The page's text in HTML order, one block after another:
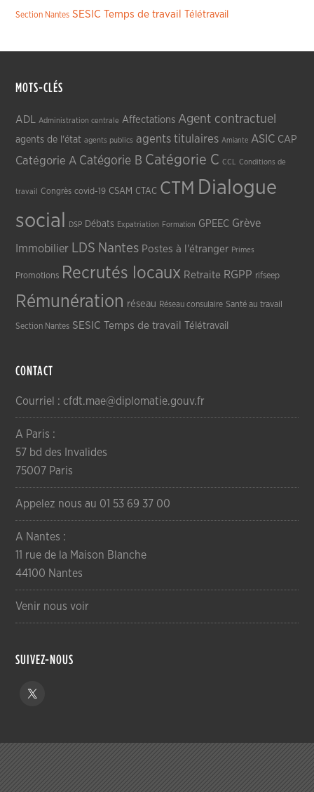
Section Nantes SESIC Temps de travail Télétravail
MOTS-CLÉS
ADL Administration centrale Affectations Agent contractuel
agents de l'état agents publics agents titulaires Amiante ASIC CAP
Catégorie A Catégorie B Catégorie C CCL Conditions de
travail Congrès covid-19 CSAM CTAC CTM Dialogue
social
DSP Débats Expatriation Formation GPEEC Grève
Immobilier LDS Nantes Postes à l'étranger Primes
Promotions Recrutés locaux Retraite RGPP rifseep
Rémunération réseau Réseau consulaire Santé au travail
Section Nantes SESIC Temps de travail Télétravail
CONTACT
Courriel : cfdt.mae@diplomatie.gouv.fr
A Paris :
57 bd des Invalides
75007 Paris
Appelez nous au 01 53 69 37 00
A Nantes :
11 rue de la Maison Blanche
44100 Nantes
Venir nous voir
SUIVEZ-NOUS